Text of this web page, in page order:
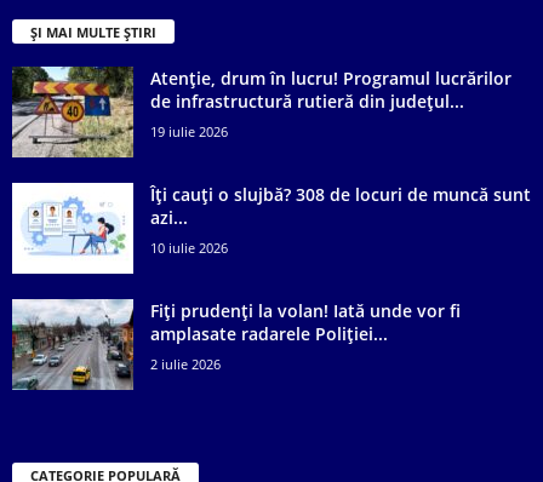
ȘI MAI MULTE ȘTIRI
Atenție, drum în lucru! Programul lucrărilor
de infrastructură rutieră din județul...
19 iulie 2026
Îți cauți o slujbă? 308 de locuri de muncă sunt
azi...
10 iulie 2026
Fiți prudenți la volan! Iată unde vor fi
amplasate radarele Poliției...
2 iulie 2026
CATEGORIE POPULARĂ